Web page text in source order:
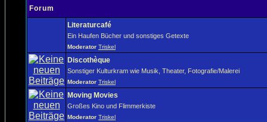
Forum
Literaturcafé
Ein Haufen Bücher und sonstiges Getexte
Moderator Triskel
Discothèque
Sonstiger Kulturkram wie Musik, Theater, Fotografie/Malerei
Moderator Triskel
Moving Movies
Großes Kino und Flimmerkiste
Moderator Triskel